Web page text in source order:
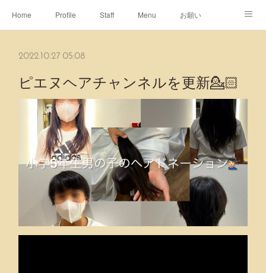
Home Profile Staff Menu お願い
2022.10.27 05:08
ピエヌヘアチャンネルを更新💁🏻